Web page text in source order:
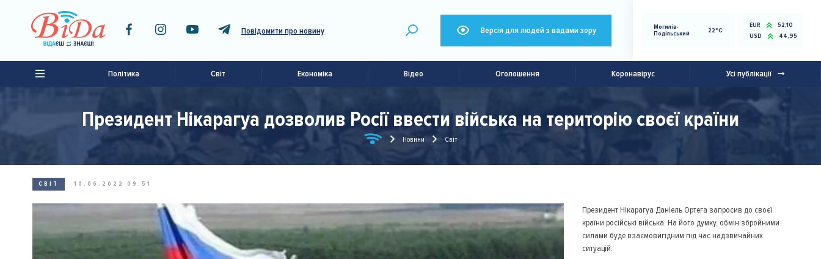
Повідомити про новину Версія для людей з вадами зору
Могилів-
Подільський
22°C
EUR
52,10
USD
44,95
Політика Світ Економіка Відео Оголошення Коронавірус Усі публікації
Президент Нікарагуа дозволив Росії ввести війська на територію своєї країни
Новини Світ
СВІТ 10.06.2022 09:51
Президент Нікарагуа Даніель Ортега запросив до своєї
країни російські війська. На його думку, обмін збройними
силами буде взаємовигідним під час надзвичайних
ситуацій.